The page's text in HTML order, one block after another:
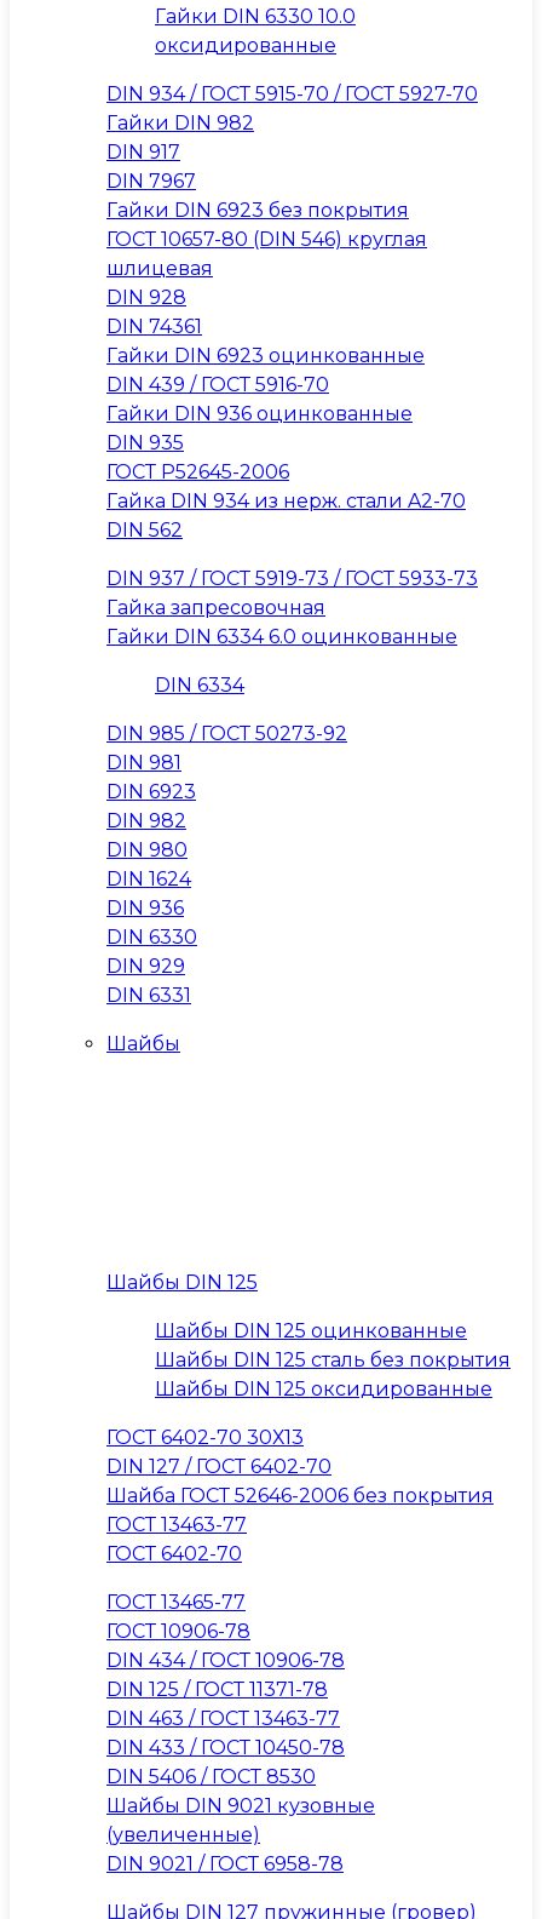
Гайки DIN 6330 10.0
оксидированные
DIN 934 / ГОСТ 5915-70 / ГОСТ 5927-70
Гайки DIN 982
DIN 917
DIN 7967
Гайки DIN 6923 без покрытия
ГОСТ 10657-80 (DIN 546) круглая
шлицевая
DIN 928
DIN 74361
Гайки DIN 6923 оцинкованные
DIN 439 / ГОСТ 5916-70
Гайки DIN 936 оцинкованные
DIN 935
ГОСТ Р52645-2006
Гайка DIN 934 из нерж. стали A2-70
DIN 562
DIN 937 / ГОСТ 5919-73 / ГОСТ 5933-73
Гайка запресовочная
Гайки DIN 6334 6.0 оцинкованные
DIN 6334
DIN 985 / ГОСТ 50273-92
DIN 981
DIN 6923
DIN 982
DIN 980
DIN 1624
DIN 936
DIN 6330
DIN 929
DIN 6331
Шайбы
Шайбы DIN 125
Шайбы DIN 125 оцинкованные
Шайбы DIN 125 сталь без покрытия
Шайбы DIN 125 оксидированные
ГОСТ 6402-70 30Х13
DIN 127 / ГОСТ 6402-70
Шайба ГОСТ 52646-2006 без покрытия
ГОСТ 13463-77
ГОСТ 6402-70
ГОСТ 13465-77
ГОСТ 10906-78
DIN 434 / ГОСТ 10906-78
DIN 125 / ГОСТ 11371-78
DIN 463 / ГОСТ 13463-77
DIN 433 / ГОСТ 10450-78
DIN 5406 / ГОСТ 8530
Шайбы DIN 9021 кузовные
(увеличенные)
DIN 9021 / ГОСТ 6958-78
Шайбы DIN 127 пружинные (гровер)